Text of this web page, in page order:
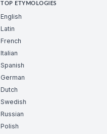
TOP ETYMOLOGIES
English
Latin
French
Italian
Spanish
German
Dutch
Swedish
Russian
Polish